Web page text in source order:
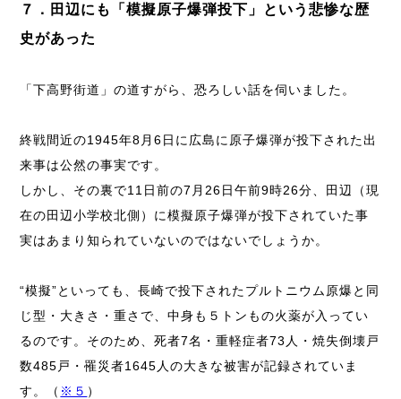
７．田辺にも「模擬原子爆弾投下」という悲惨な歴
史があった
「下高野街道」の道すがら、恐ろしい話を伺いました。
終戦間近の1945年8月6日に広島に原子爆弾が投下された出
来事は公然の事実です。
しかし、その裏で11日前の7月26日午前9時26分、田辺（現
在の田辺小学校北側）に模擬原子爆弾が投下されていた事
実はあまり知られていないのではないでしょうか。
“模擬”といっても、長崎で投下されたプルトニウム原爆と同
じ型・大きさ・重さで、中身も５トンもの火薬が入ってい
るのです。 そのため、死者7名・重軽症者73人・焼失倒壊戸
数485戸・罹災者1645人の大きな被害が記録されていま
す。（ ※５ ）